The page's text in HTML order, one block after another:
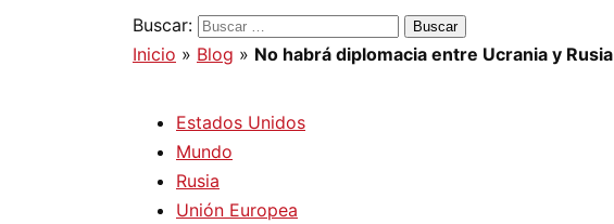
Buscar:
Inicio » Blog » No habrá diplomacia entre Ucrania y Rusia
Estados Unidos
Mundo
Rusia
Unión Europea